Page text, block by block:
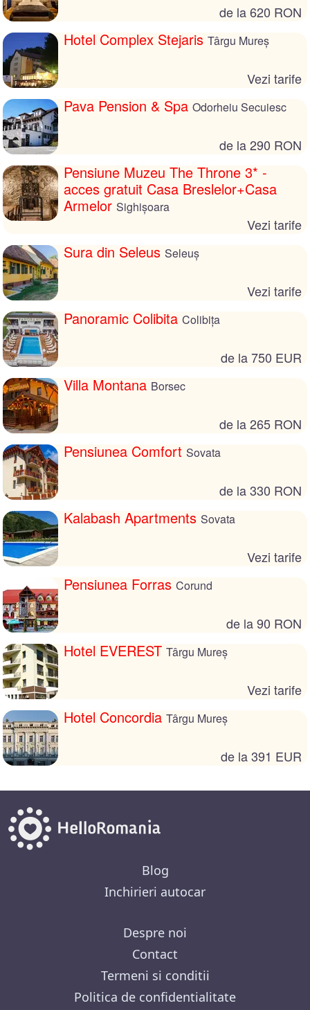
de la 620 RON
Hotel Complex Stejaris Târgu Mureș
Vezi tarife
Pava Pension & Spa Odorheiu Secuiesc
de la 290 RON
Pensiune Muzeu The Throne 3* -
acces gratuit Casa Breslelor+Casa
Armelor Sighișoara
Vezi tarife
Sura din Seleus Seleuș
Vezi tarife
Panoramic Colibita Colibița
de la 750 EUR
Villa Montana Borsec
de la 265 RON
Pensiunea Comfort Sovata
de la 330 RON
Kalabash Apartments Sovata
Vezi tarife
Pensiunea Forras Corund
de la 90 RON
Hotel EVEREST Târgu Mureș
Vezi tarife
Hotel Concordia Târgu Mureș
de la 391 EUR
Blog
Inchirieri autocar
Despre noi
Contact
Termeni si conditii
Politica de confidentialitate